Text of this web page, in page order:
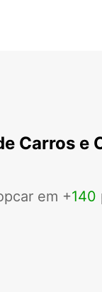
Carros e
em +140